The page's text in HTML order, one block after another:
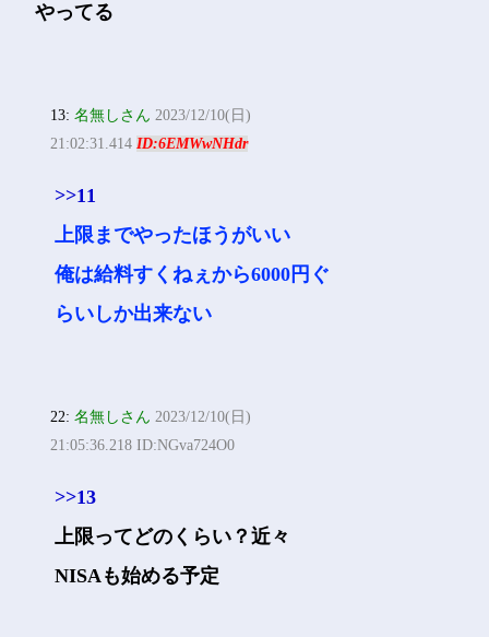
やってる
13:名無しさん 2023/12/10(日)
21:02:31.414ID:6EMWwNHdr
>>11
上限までやったほうがいい
俺は給料すくねぇから6000円ぐ
らいしか出来ない
22:名無しさん 2023/12/10(日)
21:05:36.218 ID:NGva724O0
>>13
上限ってどのくらい？近々
NISAも始める予定